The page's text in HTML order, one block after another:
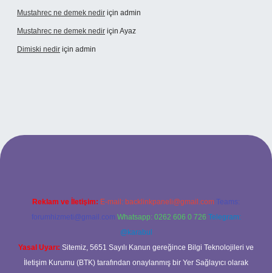
Mustahrec ne demek nedir için admin
Mustahrec ne demek nedir için Ayaz
Dimiski nedir için admin
Reklam ve İletişim: E-mail: backlinkpaneli@gmail.com Teams:
forumhizmeti@gmail.com Whatsapp: 0262 606 0 726 Telegram:
@karabul
Yasal Uyarı: Sitemiz, 5651 Sayılı Kanun gereğince Bilgi Teknolojileri ve
İletişim Kurumu (BTK) tarafından onaylanmış bir Yer Sağlayıcı olarak